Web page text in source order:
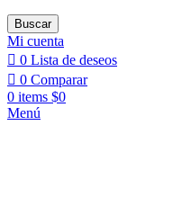
Buscar
Mi cuenta
0 Lista de deseos
0 Comparar
0 items $0
Menú